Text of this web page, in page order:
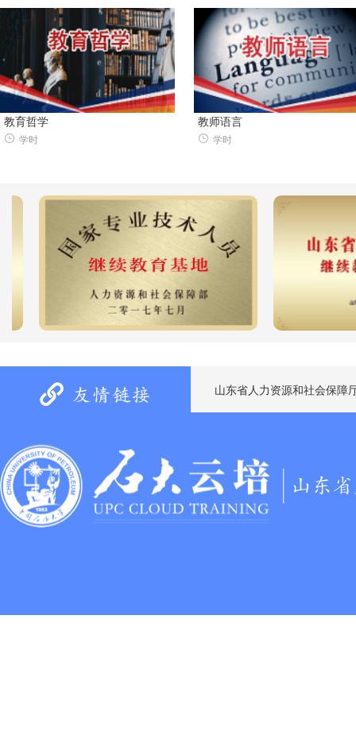
教育哲学
学时
教师语言
学时
山东省人力资源和社会保障